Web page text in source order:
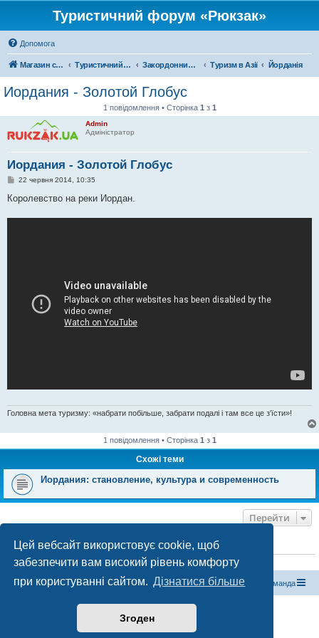
Цей вебсайт використовує cookie, щоб
забезпечити вам високий рівень комфорту
при користуванні сайтом. Дізнатися більше
Згоден
Туристичний форум «Рюкзак»
Допомога
Магазин спорядження Туристичний форум «Рюкзак» Закордонний туризм Туризм в Азії Йорданія
Иордания - Золотой Глобус
1 повідомлення • Сторінка 1 з 1
Admin
Адміністратор
Иордания - Золотой Глобус
П
в
22 червня 2014, 10:35
Королевство на реки Иордан.
Головна мета туризму: «набрати побільше, забрати подалі і там все це з'їсти»!
1 повідомлення • Сторінка 1 з 1
Схожі теми
Иордания: становление, культура и современность
Перейти
ХТО ЗАРАЗ ОНЛАЙН
Зараз переглядають цей форум:ClaudeBot [бот ШІ]і 0 гостей
Магазин спорядження Туристичний форум «Рюкзак» Команда
Працює на phpBB® Forum Software © phpBB Limited
Конфіденційність